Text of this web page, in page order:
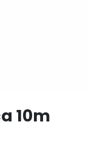
10m